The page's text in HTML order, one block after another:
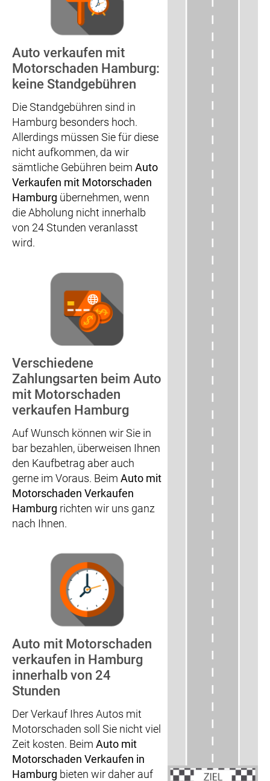
Auto verkaufen mit
Motorschaden Hamburg:
keine Standgebühren
Die Standgebühren sind in
Hamburg besonders hoch.
Allerdings müssen Sie für diese
nicht aufkommen, da wir
sämtliche Gebühren beim Auto
Verkaufen mit Motorschaden
Hamburg übernehmen, wenn
die Abholung nicht innerhalb
von 24 Stunden veranlasst
wird.
Verschiedene
Zahlungsarten beim Auto
mit Motorschaden
verkaufen Hamburg
Auf Wunsch können wir Sie in
bar bezahlen, überweisen Ihnen
den Kaufbetrag aber auch
gerne im Voraus. Beim Auto mit
Motorschaden Verkaufen
Hamburg richten wir uns ganz
nach Ihnen.
Auto mit Motorschaden
verkaufen in Hamburg
innerhalb von 24
Stunden
Der Verkauf Ihres Autos mit
Motorschaden soll Sie nicht viel
Zeit kosten. Beim Auto mit
Motorschaden Verkaufen in
Hamburg bieten wir daher auf